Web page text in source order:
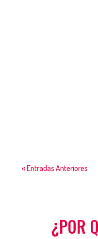
« Entradas Anteriores
¿POR